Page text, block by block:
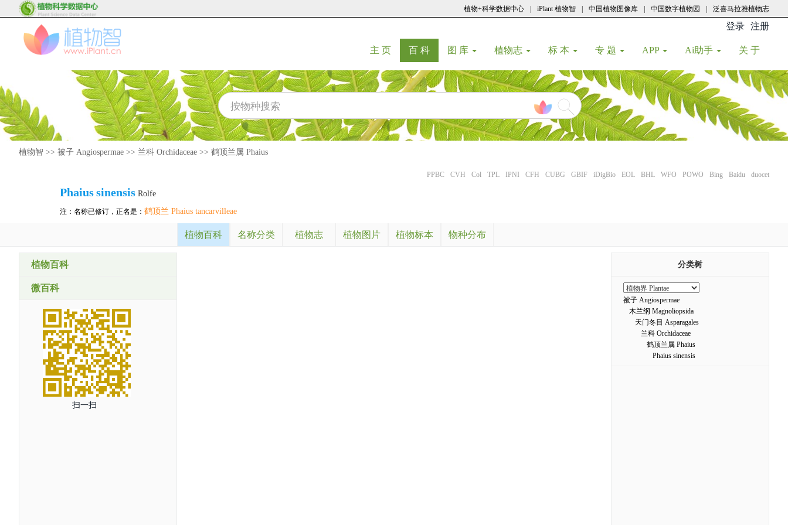
植物+科学数据中心 iPlant 植物智 中国植物图像库 中国数字植物园 泛喜马拉雅植物志
登录 注册
主 页(current)
百 科(current)
图 库 植物志 标 本 专 题 APP Ai助手 关 于
植物智 >> 被子 Angiospermae >> 兰科 Orchidaceae >> 鹤顶兰属 Phaius
PPBC CVH Col TPL IPNI CFH CUBG GBIF iDigBio EOL BHL WFO POWO Bing Baidu duocet
Phaiussinensis Rolfe
注：名称已修订，正名是： 鹤顶兰 Phaius tancarvilleae
植物百科 名称分类 植物志 植物图片 植物标本 物种分布
植物百科
微百科
扫一扫
分类树
被子 Angiospermae
木兰纲 Magnoliopsida
天门冬目 Asparagales
兰科 Orchidaceae
鹤顶兰属 Phaius
Phaius sinensis